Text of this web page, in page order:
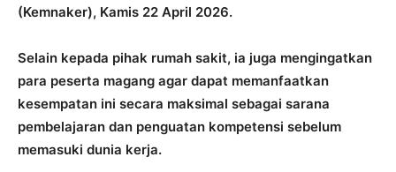
(Kemnaker), Kamis 22 April 2026.
Selain kepada pihak rumah sakit, ia juga mengingatkan
para peserta magang agar dapat memanfaatkan
kesempatan ini secara maksimal sebagai sarana
pembelajaran dan penguatan kompetensi sebelum
memasuki dunia kerja.